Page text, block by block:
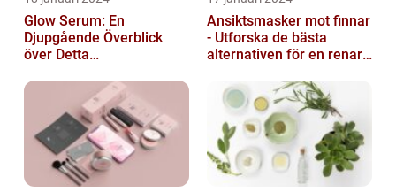
Glow Serum: En
Djupgående Överblick
över Detta
Ansiktsmasker mot finnar
- Utforska de bästa
alternativen för en renare